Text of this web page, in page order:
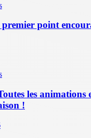
point
les animations
!